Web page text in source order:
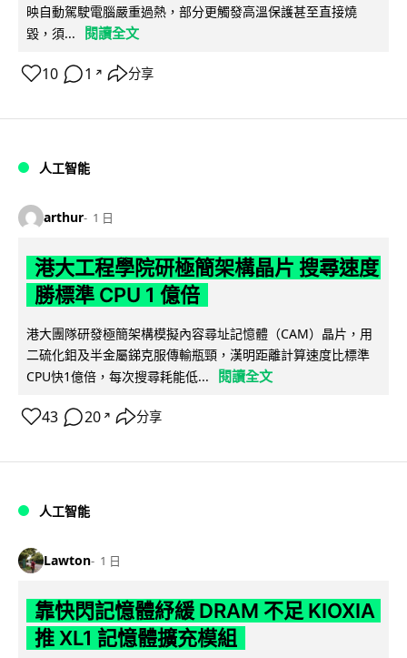
映自動駕駛電腦嚴重過熱，部分更觸發高溫保護甚至直接燒
毀，須...
閱讀全文
10 1 ↗ 分享
人工智能
arthur 1 日
港大工程學院研極簡架構晶片 搜尋速度
勝標準 CPU 1 億倍
港大團隊研發極簡架構模擬內容尋址記憶體（CAM）晶片，用
二硫化鉬及半金屬銻克服傳輸瓶頸，漢明距離計算速度比標準
CPU快1億倍，每次搜尋耗能低...
閱讀全文
43 20 ↗ 分享
人工智能
Lawton 1 日
靠快閃記憶體紓緩 DRAM 不足 KIOXIA
推 XL1 記憶體擴充模組